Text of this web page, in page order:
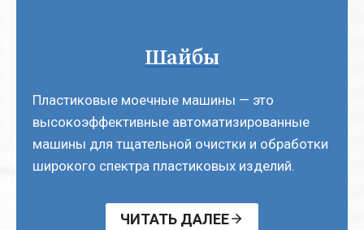
Шайбы
Пластиковые моечные машины — это
высокоэффективные автоматизированные
машины для тщательной очистки и обработки
широкого спектра пластиковых изделий.
ЧИТАТЬ ДАЛЕЕ